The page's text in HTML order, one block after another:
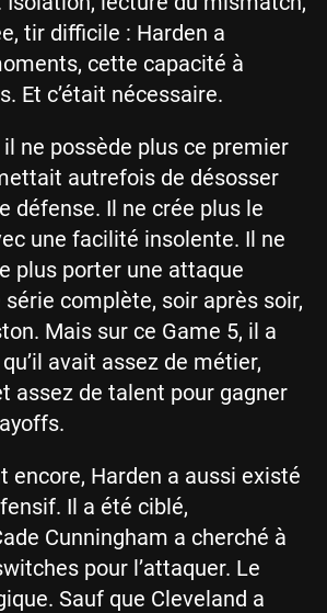
tir difficile : Harden a
cette capacité à
Et c’était nécessaire.
ne possède plus ce premier
autrefois de désosser
défense. Il ne crée plus le
une facilité insolente. Il ne
plus porter une attaque
complète, soir après soir,
Mais sur ce Game 5, il a
avait assez de métier,
assez de talent pour gagner
encore, Harden a aussi existé
Il a été ciblé,
Cunningham a cherché à
pour l’attaquer. Le
Sauf que Cleveland a